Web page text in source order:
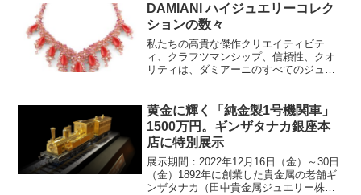
DAMIANI ハイジュエリーコレク
ションの数々
私たちの高貴な傑作クリエイティビテ
ィ、クラフツマンシップ、信頼性、クオ
リティは、ダミアーニのすべてのジュエ
代にわたって受け継いできたジュエリー
への情熱を表現したもので...
黄金に輝く「純金製1号機関車」
1500万円。ギンザタナカ銀座本
店に特別展示
展示期間：2022年12月16日（金）～30日
（金）1892年に創業した貴金属の老舗ギ
ンザタナカ（田中貴金属ジュエリー株式